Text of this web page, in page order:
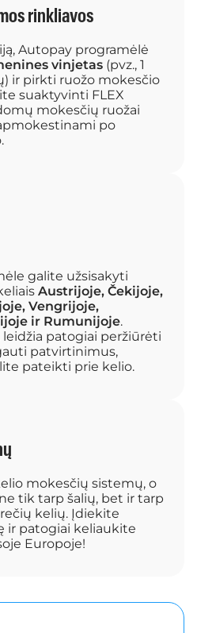
rinkliavos
Autopay programėlė
vinjetas (pvz., 1
ir pirkti ruožo mokesčio
suaktyvinti FLEX
mokesčių ruožai
po
galite užsisakyti
Austrijoje, Čekijoje,
Vengrijoje,
ir Rumunijoje.
patogiai peržiūrėti
patvirtinimus,
pateikti prie kelio.
mokesčių sistemų, o
tik tarp šalių, bet ir tarp
kelių. Įdiekite
ir patogiai keliaukite
Europoje!